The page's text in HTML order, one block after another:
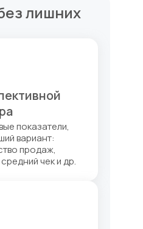
лишних
показатели,
вариант:
продаж,
чек и др.